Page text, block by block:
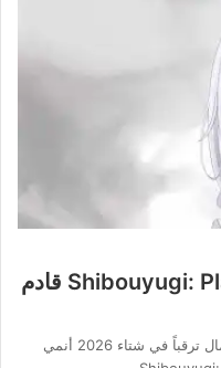
أنمي Shibouyugi: Playing Death Games قادم
تستعد ساحة الأنمي لاستقبال أحد أكثر الأعمال ترقباً في شتاء 2026 أنمي